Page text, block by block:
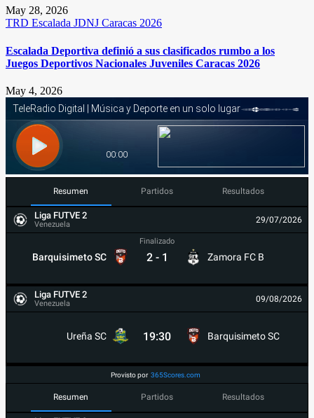
May 28, 2026
TRD Escalada JDNJ Caracas 2026
Escalada Deportiva definió a sus clasificados rumbo a los
Juegos Deportivos Nacionales Juveniles Caracas 2026
May 4, 2026
Resumen Partidos Resultados
Liga FUTVE 2
Venezuela 29/07/2026
Barquisimeto SC
Finalizado
2 - 1 Zamora FC B
Liga FUTVE 2
Venezuela 09/08/2026
Ureña SC 19:30 Barquisimeto SC
Provisto por 365Scores.com
Resumen Partidos Resultados